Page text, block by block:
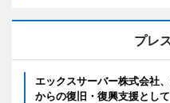
プレ
エックスサーバー株式会社
からの復旧・復興支援とし